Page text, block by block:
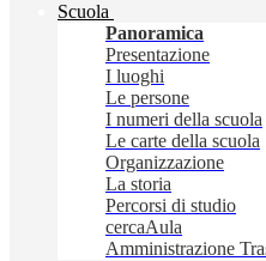
Scuola
Panoramica
Presentazione
I luoghi
Le persone
I numeri della scuola
Le carte della scuola
Organizzazione
La storia
Percorsi di studio
cercaAula
Amministrazione